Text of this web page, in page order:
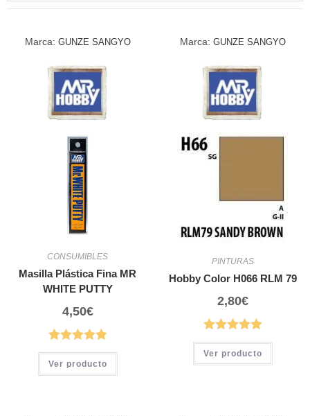
Marca: GUNZE SANGYO
CONSUMIBLES
Masilla Plástica Fina MR
WHITE PUTTY
4,50€
Ver producto
Marca: GUNZE SANGYO
PINTURAS
Hobby Color H066 RLM 79
2,80€
Ver producto